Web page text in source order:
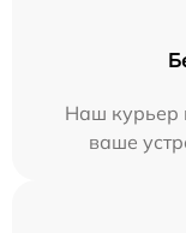
Наш курьер
ваше